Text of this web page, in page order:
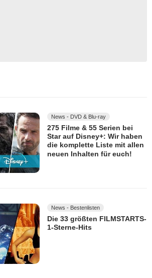
News - DVD & Blu-ray
275 Filme & 55 Serien bei
Star auf Disney+: Wir haben
die komplette Liste mit allen
neuen Inhalten für euch!
News - Bestenlisten
Die 33 größten FILMSTARTS-
1-Sterne-Hits